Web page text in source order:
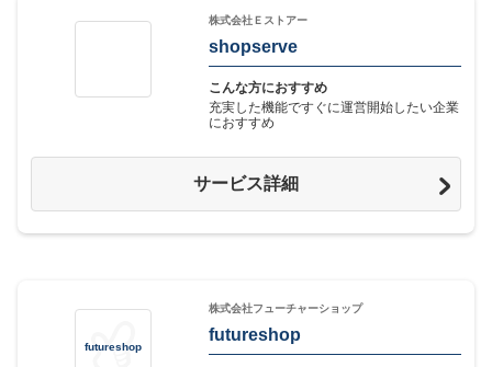
株式会社Ｅストアー
shopserve
こんな方におすすめ
充実した機能ですぐに運営開始したい企業
におすすめ
サービス詳細
futureshop
株式会社フューチャーショップ
futureshop